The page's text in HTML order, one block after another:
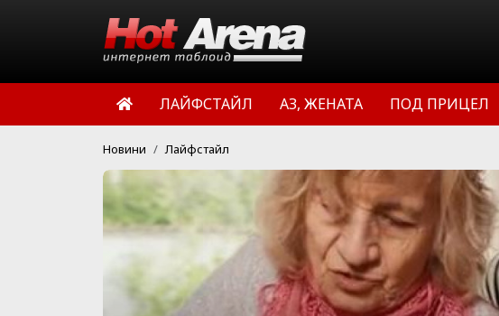
ЛАЙФСТАЙЛ АЗ, ЖЕНАТА ПОД ПРИЦЕЛ
Новини Лайфстайл